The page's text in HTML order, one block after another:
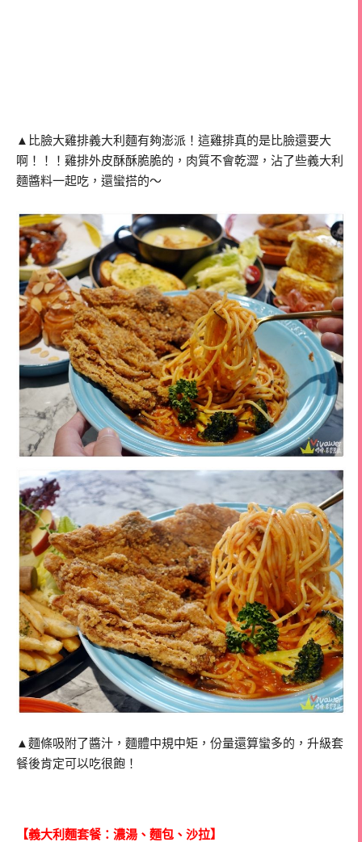
▲比臉大雞排義大利麵有夠澎派！這雞排真的是比臉還要大
啊！！！雞排外皮酥酥脆脆的，肉質不會乾澀，沾了些義大利
麵醬料一起吃，還蠻搭的～
▲麵條吸附了醬汁，麵體中規中矩，份量還算蠻多的，升級套
餐後肯定可以吃很飽！
【義大利麵套餐：濃湯、麵包、沙拉】